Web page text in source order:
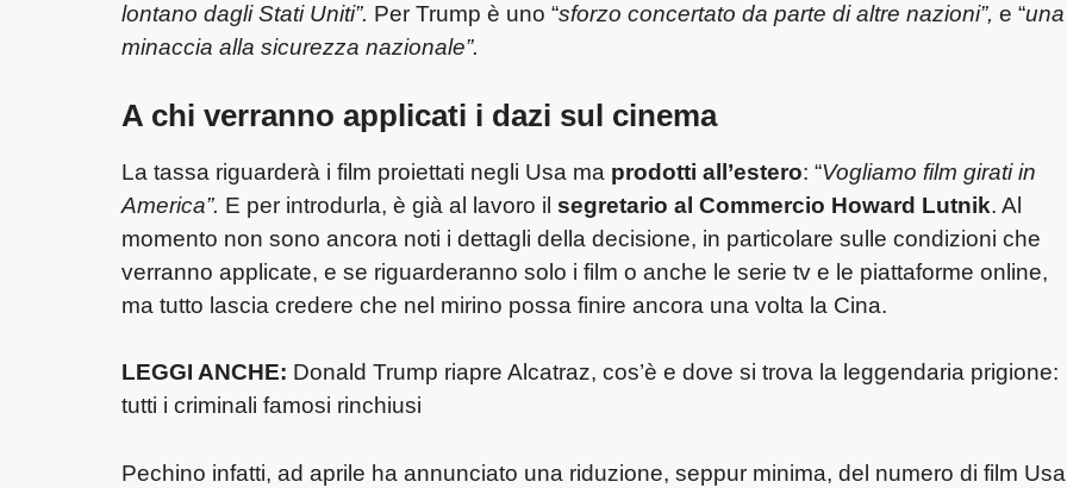
lontano dagli Stati Uniti”. Per Trump è uno “sforzo concertato da parte di altre nazioni”, e “una
minaccia alla sicurezza nazionale”.
A chi verranno applicati i dazi sul cinema
La tassa riguarderà i film proiettati negli Usa ma prodotti all’estero: “Vogliamo film girati in
America”. E per introdurla, è già al lavoro il segretario al Commercio Howard Lutnik. Al
momento non sono ancora noti i dettagli della decisione, in particolare sulle condizioni che
verranno applicate, e se riguarderanno solo i film o anche le serie tv e le piattaforme online,
ma tutto lascia credere che nel mirino possa finire ancora una volta la Cina.
LEGGI ANCHE: Donald Trump riapre Alcatraz, cos’è e dove si trova la leggendaria prigione:
tutti i criminali famosi rinchiusi
Pechino infatti, ad aprile ha annunciato una riduzione, seppur minima, del numero di film Usa